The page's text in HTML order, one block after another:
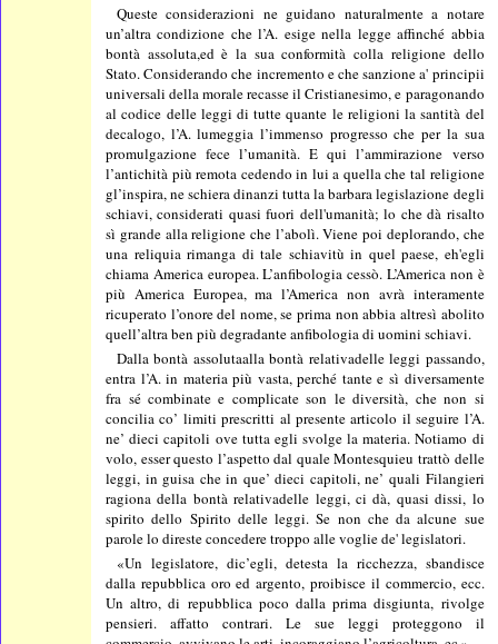
Queste considerazioni ne guidano naturalmente a notare
un’altra condizione che l’A. esige nella legge affinché abbia
bontà assoluta,ed è la sua conformità colla religione dello
Stato. Considerando che incremento e che sanzione a' principii
universali della morale recasse il Cristianesimo, e paragonando
al codice delle leggi di tutte quante le religioni la santità del
decalogo, l’A. lumeggia l’immenso progresso che per la sua
promulgazione fece l’umanità. E qui l’ammirazione verso
l’antichità più remota cedendo in lui a quella che tal religione
gl’inspira, ne schiera dinanzi tutta la barbara legislazione degli
schiavi, considerati quasi fuori dell'umanità; lo che dà risalto
sì grande alla religione che l’abolì. Viene poi deplorando, che
una reliquia rimanga di tale schiavitù in quel paese, eh'egli
chiama America europea. L’anfibologia cessò. L’America non è
più America Europea, ma l’America non avrà interamente
ricuperato l’onore del nome, se prima non abbia altresì abolito
quell’altra ben più degradante anfibologia di uomini schiavi.
Dalla bontà assolutaalla bontà relativadelle leggi passando,
entra l’A. in materia più vasta, perché tante e sì diversamente
fra sé combinate e complicate son le diversità, che non si
concilia co’ limiti prescritti al presente articolo il seguire l’A.
ne’ dieci capitoli ove tutta egli svolge la materia. Notiamo di
volo, esser questo l’aspetto dal quale Montesquieu trattò delle
leggi, in guisa che in que’ dieci capitoli, ne’ quali Filangieri
ragiona della bontà relativadelle leggi, ci dà, quasi dissi, lo
spirito dello Spirito delle leggi. Se non che da alcune sue
parole lo direste concedere troppo alle voglie de' legislatori.
«Un legislatore, dic’egli, detesta la ricchezza, sbandisce
dalla repubblica oro ed argento, proibisce il commercio, ecc.
Un altro, di repubblica poco dalla prima disgiunta, rivolge
pensieri. affatto contrari. Le sue leggi proteggono il